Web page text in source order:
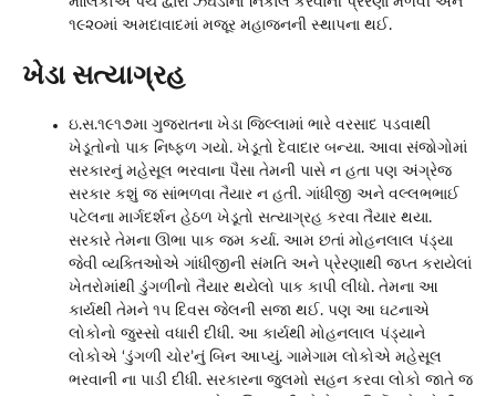
૧૯૨૦માં અમદાવાદમાં મજૂર મહાજનની સ્થાપના થઈ.
ખેડા સત્યાગ્રહ
ઇ.સ.૧૯૧૭મા ગુજરાતના ખેડા જિલ્લામાં ભારે વરસાદ પડવાથી
ખેડૂતોનો પાક નિષ્ફળ ગયો. ખેડૂતો દેવાદાર બન્યા. આવા સંજોગોમાં
સરકારનું મહેસૂલ ભરવાના પૈસા તેમની પાસે ન હતા પણ અંગ્રેજ
સરકાર કશું જ સાંભળવા તૈયાર ન હતી. ગાંધીજી અને વલ્લભભાઈ
પટેલના માર્ગદર્શન હેઠળ ખેડૂતો સત્યાગ્રહ કરવા તૈયાર થયા.
સરકારે તેમના ઊભા પાક જમ કર્યા. આમ છતાં મોહનલાલ પંડ્યા
જેવી વ્યક્તિઓએ ગાંધીજીની સંમતિ અને પ્રેરણાથી જપ્ત કરાયેલાં
ખેતરોમાંથી ડુંગળીનો તૈયાર થયેલો પાક કાપી લીધો. તેમના આ
કાર્યથી તેમને ૧૫ દિવસ જેલની સજા થઈ. પણ આ ઘટનાએ
લોકોનો જુસ્સો વધારી દીધી. આ કાર્યથી મોહનલાલ પંડ્યાને
લોકોએ ‘ડુંગળી ચોર’નું બિન આપ્યું. ગામેગામ લોકોએ મહેસૂલ
ભરવાની ના પાડી દીધી. સરકારના જુલમો સહન કરવા લોકો જાતે જ